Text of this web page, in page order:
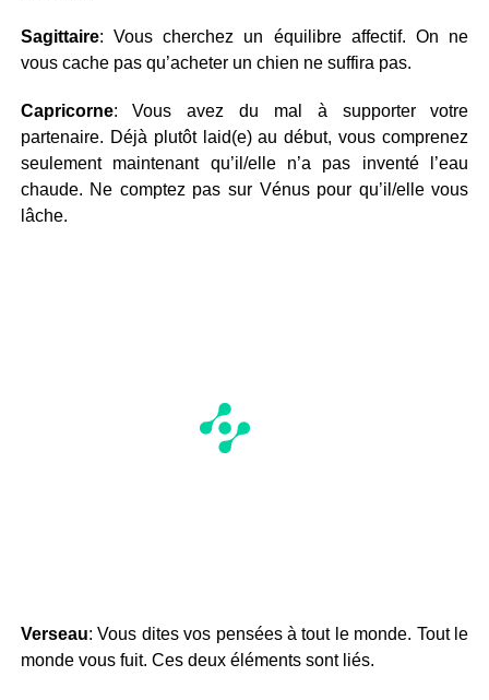
Sagittaire: Vous cherchez un équilibre affectif. On ne
vous cache pas qu’acheter un chien ne suffira pas.
Capricorne: Vous avez du mal à supporter votre
partenaire. Déjà plutôt laid(e) au début, vous comprenez
seulement maintenant qu’il/elle n’a pas inventé l’eau
chaude. Ne comptez pas sur Vénus pour qu’il/elle vous
lâche.
Verseau: Vous dites vos pensées à tout le monde. Tout le
monde vous fuit. Ces deux éléments sont liés.